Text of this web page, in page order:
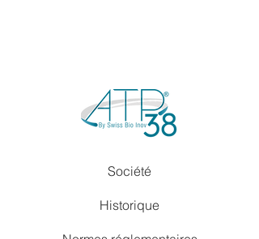
Société
Historique